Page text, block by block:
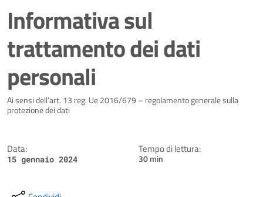
Informativa sul
trattamento dei dati
personali
Dettagli della notizia
Ai sensi dell’art. 13 reg. Ue 2016/679 – regolamento generale sulla
protezione dei dati
Data:
15 gennaio 2024
Tempo di lettura:
30 min